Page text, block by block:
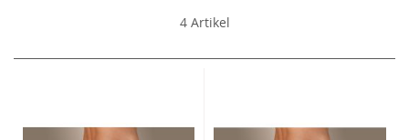
4Artikel